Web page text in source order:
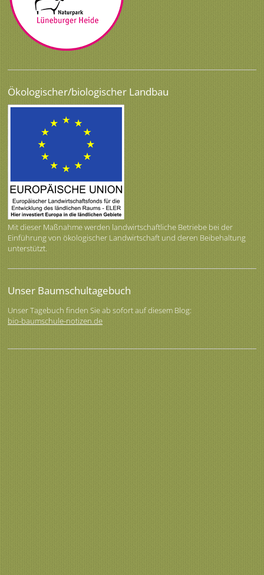
Ökologischer/biologischer Landbau
Mit dieser Maßnahme werden landwirtschaftliche Betriebe bei der
Einführung von ökologischer Landwirtschaft und deren Beibehaltung
unterstützt.
Unser Baumschultagebuch
Unser Tagebuch finden Sie ab sofort auf diesem Blog:
bio-baumschule-notizen.de